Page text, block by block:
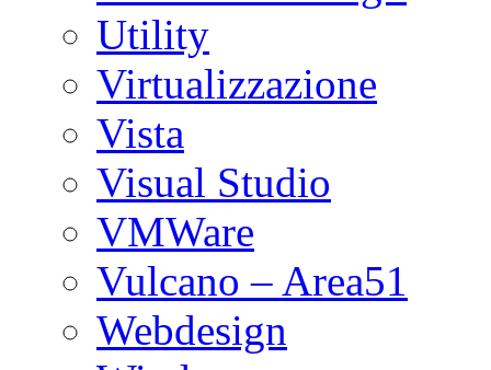
Utility
Virtualizzazione
Vista
Visual Studio
VMWare
Vulcano – Area51
Webdesign